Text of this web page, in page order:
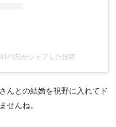
がシェアした投稿
んとの結婚を視野に入れてド
せんね。